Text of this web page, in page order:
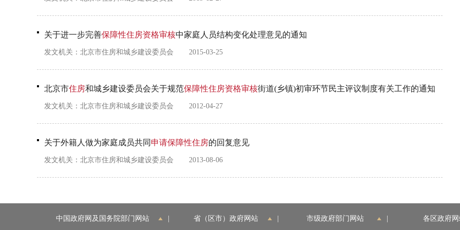
关于进一步完善保障性住房资格审核中家庭人员结构变化处理意见的通知
发文机关： 北京市住房和城乡建设委员会 2015-03-25
北京市住房和城乡建设委员会关于规范保障性住房资格审核街道(乡镇)初审环节民主评议制度有关工作的通知
发文机关： 北京市住房和城乡建设委员会 2012-04-27
关于外籍人做为家庭成员共同 申请保障性住房的回复意见
发文机关： 北京市住房和城乡建设委员会 2013-08-06
中国政府网及国务院部门网站 省（区市）政府网站 市级政府部门网站 各区政府